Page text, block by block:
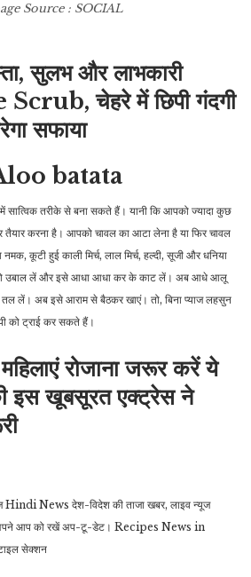
Source : SOCIAL
सुलभ और लाभकारी
चेहरे में छिपी गंदगी
सफाया
batata
तरीके से बना सकते हैं। यानी कि आपको ज्यादा कुछ
करना है। आपको चावल का आटा लेना है या फिर चावल
कूटी हुई काली मिर्च, लाल मिर्च, हल्दी, सूजी और धनिया
उबाल लें और इसे आधा आधा कर के काट लें। अब आधे आलू
लें। अब इसे आराम से बैठकर खाएं। तो, बिना प्याज लहसुन
को ट्राई कर सकते हैं।
रोजाना जरूर करें ये
इस खूबसूरत एक्ट्रेस ने
Hindi News देश-विदेश की ताजा खबर, लाइव न्यूज
आप को रखें अप-टू-डेट। Recipes News in
सेक्‍शन